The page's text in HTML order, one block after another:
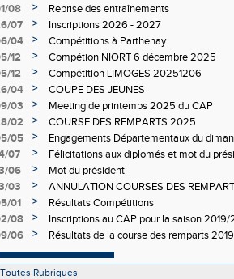
08 >
Reprise des entraînements
07
>
Inscriptions 2026 - 2027
04
>
Compétitions à Parthenay
12
>
Compétion NIORT 6 décembre 2025
12
>
Compétition LIMOGES 20251206
04
>
COUPE DES JEUNES
03
>
Meeting de printemps 2025 du CAP
02
>
COURSE DES REMPARTS 2025
05
>
Engagements Départementaux du
07
>
Félicitations aux diplomés et mot du
06
>
Mot du président
03
>
ANNULATION COURSES DES
01
>
Résultats Compétitions
08
>
Inscriptions au CAP pour la saison
06
> Résultats de la course des remparts 2019